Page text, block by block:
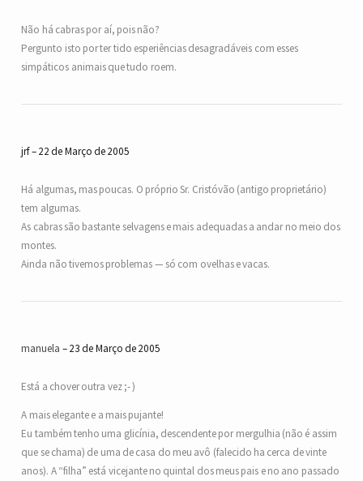
Não há cabras por aí, pois não?
Pergunto isto por ter tido esperiências desagradáveis com esses
simpáticos animais que tudo roem.
jrf 22 de Março de 2005
Há algumas, mas poucas. O próprio Sr. Cristóvão (antigo proprietário)
tem algumas.
As cabras são bastante selvagens e mais adequadas a andar no meio dos
montes.
Ainda não tivemos problemas — só com ovelhas e vacas.
manuela 23 de Março de 2005
Está a chover outra vez ;- )
A mais elegante e a mais pujante!
Eu também tenho uma glicínia, descendente por mergulhia (não é assim
que se chama) de uma de casa do meu avô (falecido ha cerca de vinte
anos). A “filha” está vicejante no quintal dos meus pais e no ano passado